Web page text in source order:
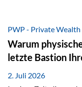
folgende Situation
einen Teil seines
Tochter das Geld
PWP - Private Wealth
Warum
letzte Bastion
2. Juli 2026